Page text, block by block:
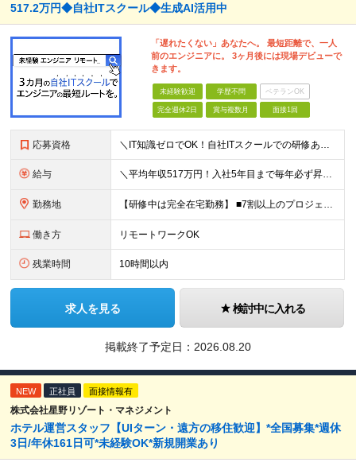
517.2万円◆自社ITスクール◆生成AI活用中
「遅れたくない」あなたへ。 最短距離で、一人
前のエンジニアに。 3ヶ月後には現場デビューで
きます。
未経験歓迎 学歴不問 ベテランOK
完全週休2日 賞与複数月 面接1回
応募資格 ＼IT知識ゼロでOK！自社ITスクールでの研修あり／ ■完全未経験OK(文系出身70％) ■第二新卒歓迎 ■学歴不問 └社会人未経験の方も歓迎します！ 5名以上の採用を予定しているので、同期と入社も
給与 ＼平均年収517万円！入社5年目まで毎年必ず昇給／ ■賞与年3回 ■年収800万円以上も可 ■入社3年以上の平均年収469.2万円 月給23万2000円以上＋賞与年3回＋各種手当 ☆入社5年目まで最
勤務地 【研修中は完全在宅勤務】 ■7割以上のプロジェクトでリモートワークを導入 ■フルリモートもあり ■一都三県のプロジェクト先 ■転居を伴う転勤なし ＜プロジェクト先＞ 東京・神奈川・千葉・埼玉でのプロ
働き方 リモートワークOK
残業時間 10時間以内
求人を見る 検討中に入れる
掲載終了予定日： 2026.08.20
NEW 正社員 面接情報有
株式会社星野リゾート・マネジメント
ホテル運営スタッフ【UIターン・遠方の移住歓迎】*全国募集*週休
3日/年休161日可*未経験OK*新規開業あり